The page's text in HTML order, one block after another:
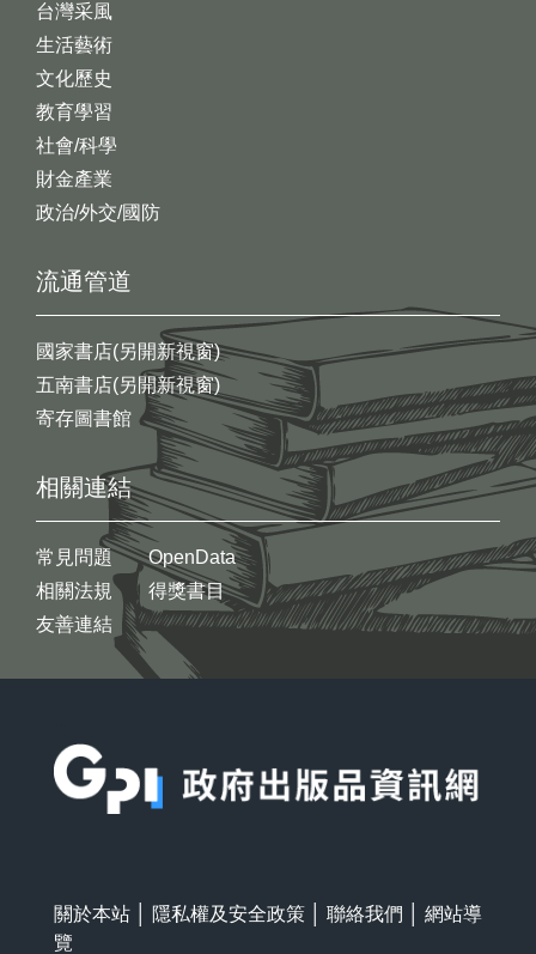
台灣采風
生活藝術
文化歷史
教育學習
社會/科學
財金產業
政治/外交/國防
流通管道
國家書店(另開新視窗)
五南書店(另開新視窗)
寄存圖書館
相關連結
常見問題
相關法規
友善連結
OpenData
得獎書目
關於本站 隱私權及安全政策 聯絡我們
網站導
覽